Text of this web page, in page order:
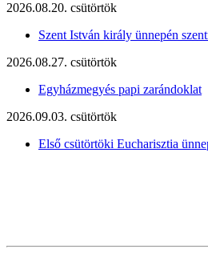
2026.08.20. csütörtök
Szent István király ünnepén
2026.08.27. csütörtök
Egyházmegyés papi zarándoklat
2026.09.03. csütörtök
Első csütörtöki Eucharisztia